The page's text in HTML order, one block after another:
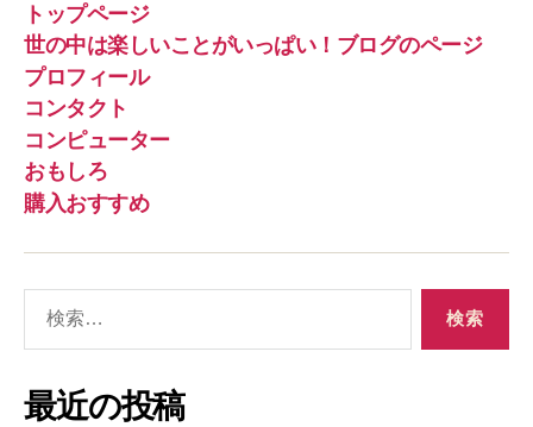
トップページ
世の中は楽しいことがいっぱい！ブログのページ
プロフィール
コンタクト
コンピューター
おもしろ
購入おすすめ
象
最近の投稿